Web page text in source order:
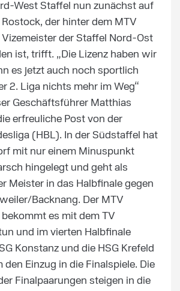
West Staffel nun zunächst auf
der hinter dem MTV
der Staffel Nord-Ost
ist, trifft. „Die Lizenz haben wir
es jetzt auch noch sportlich
2. Liga nichts mehr im Weg“
Geschäftsführer Matthias
erfreuliche Post von der
(HBL). In der Südstaffel hat
mit nur einem Minuspunkt
hingelegt und geht als
Meister in das Halbfinale gegen
Backnang. Der MTV
es mit dem TV
und im vierten Halbfinale
Konstanz und die HSG Krefeld
den Einzug in die Finalspiele. Die
Finalpaarungen steigen in die